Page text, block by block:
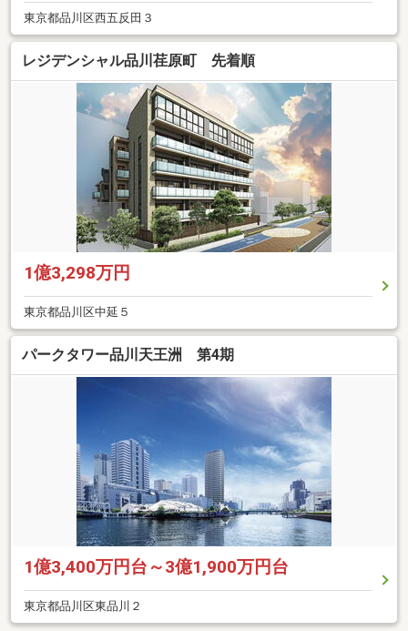
東京都品川区西五反田３
レジデンシャル品川荏原町 先着順
1億3,298万円
東京都品川区中延５
パークタワー品川天王洲 第4期
1億3,400万円台～3億1,900万円台
東京都品川区東品川２